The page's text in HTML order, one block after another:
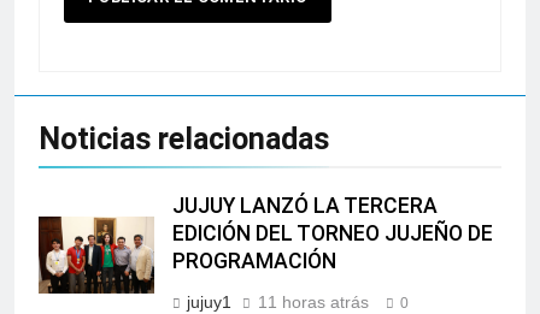
Noticias relacionadas
JUJUY LANZÓ LA TERCERA
EDICIÓN DEL TORNEO JUJEÑO DE
PROGRAMACIÓN
jujuy1 11 horas atrás 0